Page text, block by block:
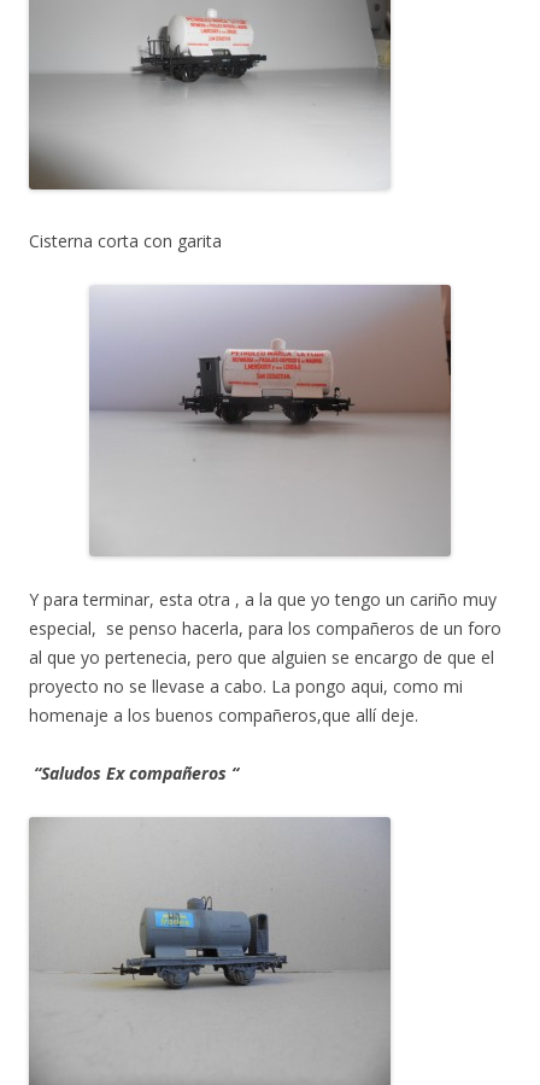
Cisterna corta con garita
Y para terminar, esta otra , a la que yo tengo un cariño muy
especial, se penso hacerla, para los compañeros de un foro
al que yo pertenecia, pero que alguien se encargo de que el
proyecto no se llevase a cabo. La pongo aqui, como mi
homenaje a los buenos compañeros,que allí deje.
“Saludos Ex compañeros “